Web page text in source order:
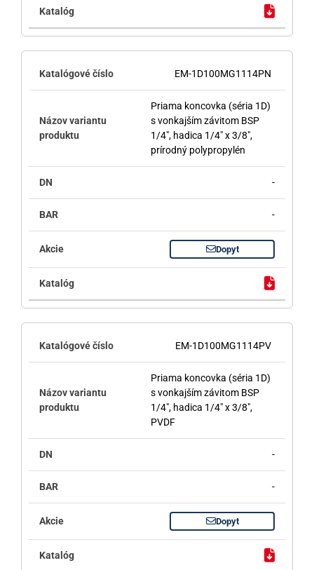
EM-1D100MG1114PN
Priama koncovka (séria 1D)
s vonkajším závitom BSP
1/4", hadica 1/4" x 3/8",
prírodný polypropylén
-
-
Dopyt
EM-1D100MG1114PV
Priama koncovka (séria 1D)
s vonkajším závitom BSP
1/4", hadica 1/4" x 3/8",
PVDF
-
-
Dopyt